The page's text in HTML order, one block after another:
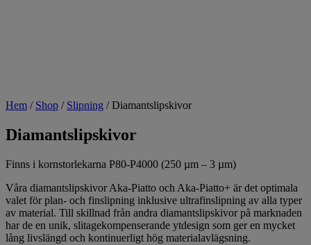
Hem / Shop / Slipning /Diamantslipskivor
Diamantslipskivor
Finns i kornstorlekarna P80-P4000 (250 µm – 3 µm)
Våra diamantslipskivor Aka-Piatto och Aka-Piatto+ är det optimala
valet för plan- och finslipning inklusive ultrafinslipning av alla typer
av material. Till skillnad från andra diamantslipskivor på marknaden
har de en unik, slitagekompenserande ytdesign som ger en mycket
lång livslängd och kontinuerligt hög materialavlägsning.